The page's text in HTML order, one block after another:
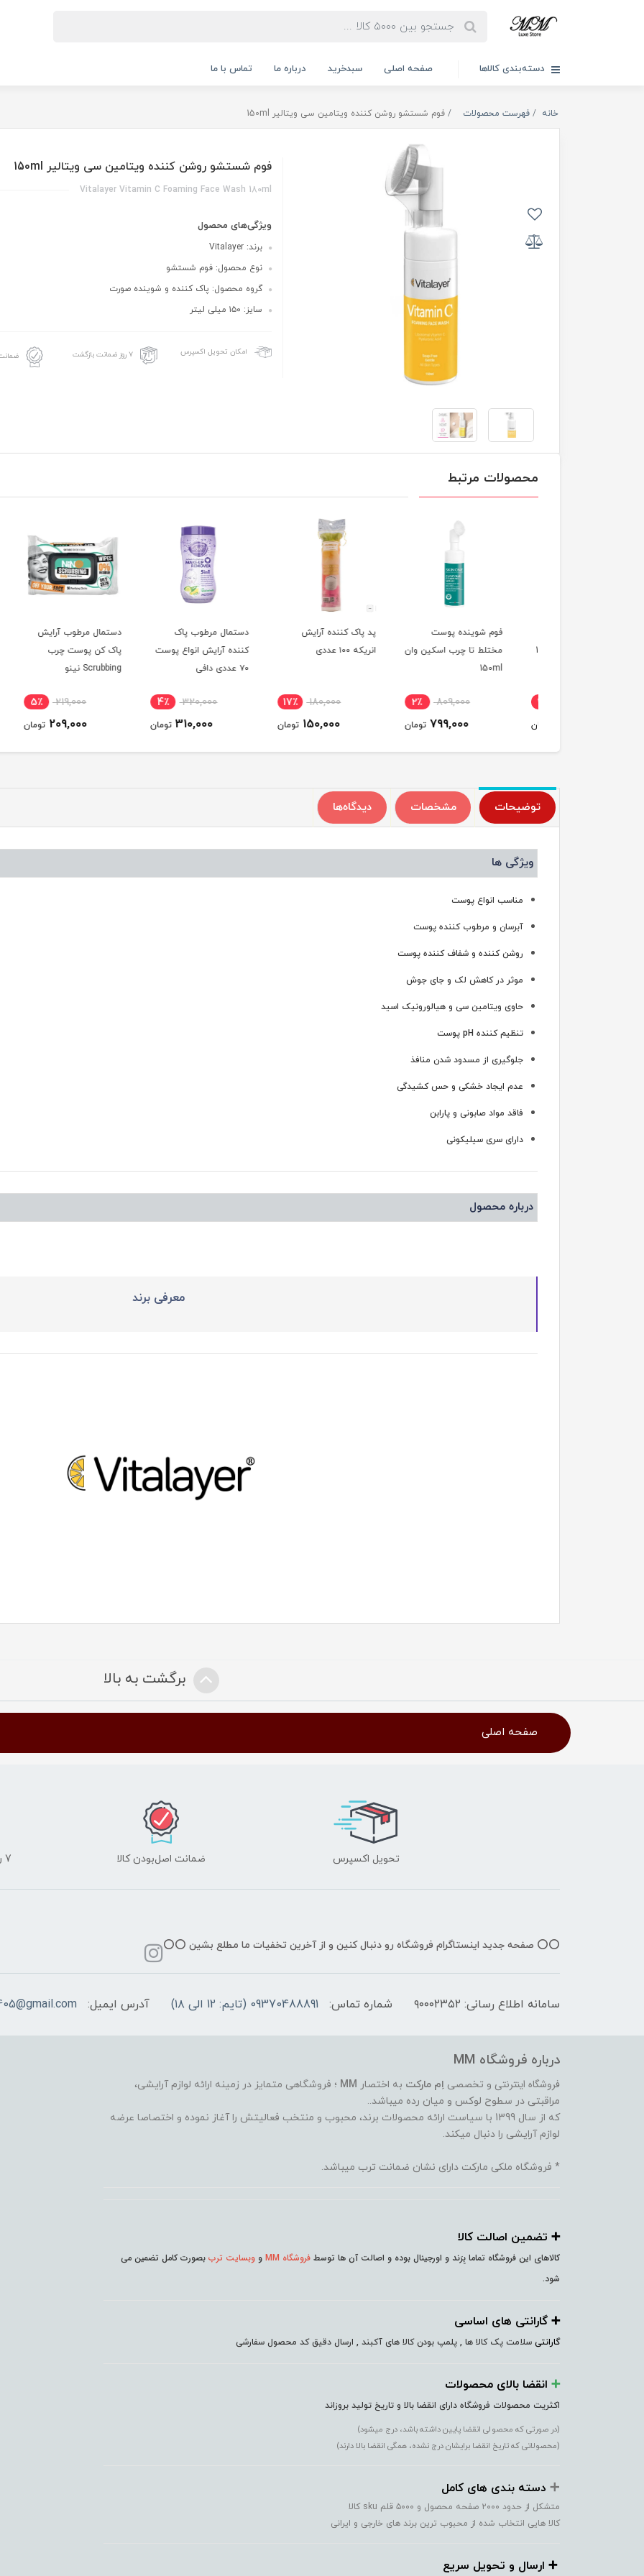
دسته‌بندی کالاها صفحه اصلی سبدخرید درباره ما تماس با ما
خانه فهرست محصولات فوم شستشو روشن کننده ویتامین سی ویتالیر 150ml
فوم شستشو روشن کننده ویتامین سی ویتالیر 150ml
Vitalayer Vitamin C Foaming Face Wash 180ml
ویژگی‌های محصول
برند: Vitalayer
نوع محصول: فوم شستشو
گروه محصول: پاک کننده و شوینده صورت
سایز: ۱۵۰ میلی لیتر
امکان تحویل اکسپرس ۷ روز ضمانت بازگشت
محصولات مرتبط
فوم شوینده پوست
مختلط تا چرب اسکین وان
809,000 2٪
799,000 تومان
پد پاک کننده آرایش
انریکه ۱۰۰ عددی
180,000 17٪
150,000 تومان
دستمال مرطوب پاک
کننده آرایش انواع پوست
320,000 4٪
310,000 تومان
دستمال مرطوب آرایش
پاک کن پوست چرب
Scrubbing نینو
219,000 5٪
209,000 تومان
توضیحات مشخصات دیدگاه‌ها
ویژگی ها
مناسب انواع پوست
آبرسان و مرطوب کننده پوست
روشن کننده و شفاف کننده پوست
موثر در کاهش لک و جای جوش
حاوی ویتامین سی و هیالورونیک اسید
تنظیم کننده pH پوست
جلوگیری از مسدود شدن منافذ
عدم ایجاد خشکی و حس کشیدگی
فاقد مواد صابونی و پارابن
دارای سری سیلیکونی
درباره محصول
معرفی برند
برگشت به بالا
صفحه اصلی
تحویل اکسپرس ضمانت اصل‌بودن کالا 7 روز ضمانت مرجوعی کالا
⭕️⭕️ صفحه جدید اینستاگرام فروشگاه رو دنبال کنین و از آخرین تخفیات ما مطلع بشین ⭕️⭕️
سامانه اطلاع رسانی: ۹۰۰۰۲۳۵۲ شماره تماس: 09370488891 (تایم: 12 الی ۱۸) آدرس ایمیل:
درباره فروشگاه MM
فروشگاه اینترنتی و تخصصی اِم مارکت به اختصار MM ؛ فروشگاهی متمایز در زمینه ارائه لوازم آرایشی،
مراقبتی در سطوح لوکس و میان رده میباشد..
که از سال 1399 با سیاست ارائه محصولات برند، محبوب و منتخب فعالیتش را آغاز نموده و اختصاصا عرضه
لوازم آرایشی را دنبال میکند.
* فروشگاه ملکی مارکت دارای نشان ضمانت ترب میباشد.
➕️ تضمین اصالت کالا
کالاهای این فروشگاه تماما بِرَند و اورجینال بوده و اصالت آن ها توسط فروشگاه MM و وبسایت ترب بصورت کامل تضمین می
شود.
➕️ گارانتی های اساسی
گارانتی سلامت پک کالا ها , پلمپ بودن کالا های آکبند , ارسال دقیق کد محصول سفارشی
➕️ انقضا بالای محصولات
اکثریت محصولات فروشگاه دارای انقضا بالا و تاریخ تولید بروزاند
(در صورتی که محصولی انقضا پایین داشته باشد، درج میشود)
(محصولاتی که تاریخ انقضا برایشان درج نشده، همگی انقضا بالا دارند)
➕️ دسته بندی های کامل
متشکل از حدود ۲۰۰۰ صفحه محصول و ۵۰۰۰ قلم sku کالا
کالا هایی انتخاب شده از محبوب ترین برند های خارجی و ایرانی
➕️ ارسال و تحویل سریع